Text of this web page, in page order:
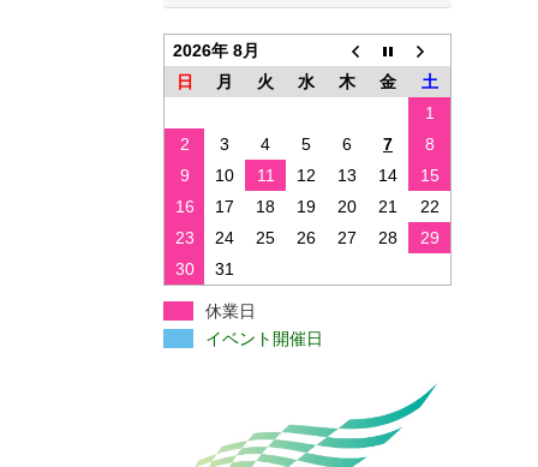
2026年 8月
日
月 火 水 木 金
土
1
2
3 4 5 6 7
8
9
10 11 12 13 14
15
16
17 18 19 20 21
22
23
24 25 26 27 28
29
30
31
休業日
イベント開催日